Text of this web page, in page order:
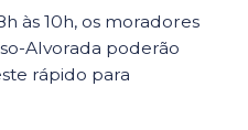
às 10h, os moradores
Alvorada poderão
rápido para